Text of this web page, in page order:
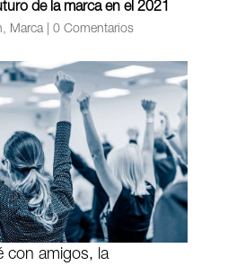
de la marca en el 2021
, Marca| 0 Comentarios
con amigos, la